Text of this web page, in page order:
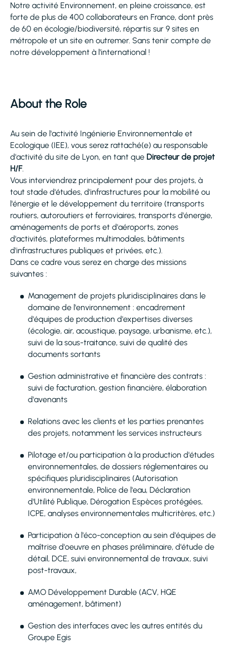
Notre activité Environnement, en pleine croissance, est
forte de plus de 400 collaborateurs en France, dont près
de 60 en écologie/biodiversité, répartis sur 9 sites en
métropole et un site en outremer. Sans tenir compte de
notre développement à l'international !
About the Role
Au sein de l'activité Ingénierie Environnementale et
Ecologique (IEE), vous serez rattaché(e) au responsable
d'activité du site de Lyon, en tant que Directeur de projet
H/F.
Vous interviendrez principalement pour des projets, à
tout stade d'études, d'infrastructures pour la mobilité ou
l'énergie et le développement du territoire (transports
routiers, autoroutiers et ferroviaires, transports d'énergie,
aménagements de ports et d'aéroports, zones
d'activités, plateformes multimodales, bâtiments
d'infrastructures publiques et privées, etc.).
Dans ce cadre vous serez en charge des missions
suivantes :
Management de projets pluridisciplinaires dans le
domaine de l'environnement : encadrement
d'équipes de production d'expertises diverses
(écologie, air, acoustique, paysage, urbanisme, etc.),
suivi de la sous-traitance, suivi de qualité des
documents sortants
Gestion administrative et financière des contrats :
suivi de facturation, gestion financière, élaboration
d'avenants
Relations avec les clients et les parties prenantes
des projets, notamment les services instructeurs
Pilotage et/ou participation à la production d'études
environnementales, de dossiers réglementaires ou
spécifiques pluridisciplinaires (Autorisation
environnementale, Police de l'eau, Déclaration
d'Utilité Publique, Dérogation Espèces protégées,
ICPE, analyses environnementales multicritères, etc.)
Participation à l'éco-conception au sein d'équipes de
maîtrise d'oeuvre en phases préliminaire, d'étude de
détail, DCE, suivi environnemental de travaux, suivi
post-travaux,
AMO Développement Durable (ACV, HQE
aménagement, bâtiment)
Gestion des interfaces avec les autres entités du
Groupe Egis